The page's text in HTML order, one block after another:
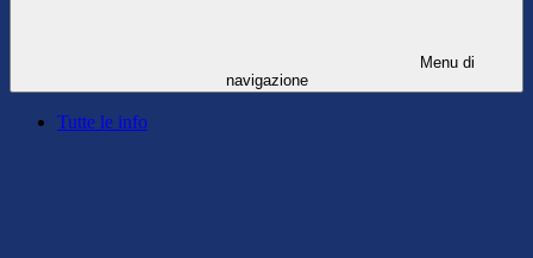
Menu di
navigazione
Tutte le info